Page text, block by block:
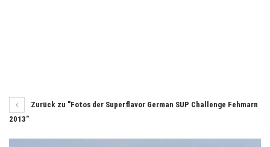
Zurück zu "Fotos der Superflavor German SUP Challenge Fehmarn
2013"